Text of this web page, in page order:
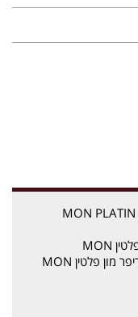
סרום לשיער קוויאר שחור טוטאל ריפר מון פלטין MON
PLATINסרום לשיער קוויאר שחור טוטאל ריפר מון פלטין MON